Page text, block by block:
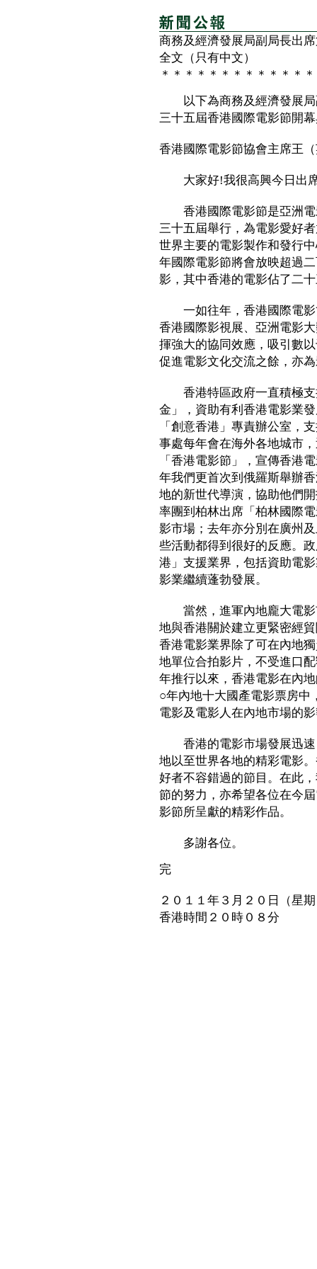
商務及經濟發展局副局長出
全文（只有中文）
＊＊＊＊＊＊＊＊＊＊＊＊
以下為商務及經濟發展局
三十五屆香港國際電影節開
香港國際電影節協會主席王
大家好!我很高興今日出席
香港國際電影節是亞洲電
三十五屆舉行，為電影愛好
世界主要的電影製作和發行
年國際電影節將會放映超過
影，其中香港的電影佔了二
一如往年，香港國際電影
香港國際影視展、亞洲電影
揮強大的協同效應，吸引數
促進電影文化交流之餘，亦
香港特區政府一直積極支
金」，資助有利香港電影業
「創意香港」專責辦公室，
事處每年會在海外各地城市
「香港電影節」，宣傳香港
年我們更首次到俄羅斯舉辦
地的新世代導演，協助他們
率團到柏林出席「柏林國際
影市場；去年亦分別在廣州
些活動都得到很好的反應。
港」支援業界，包括資助電
影業繼續蓬勃發展。
當然，進軍內地龐大電影
地與香港關於建立更緊密經
香港電影業界除了可在內地
地單位合拍影片，不受進口
年推行以來，香港電影在內
○年內地十大國產電影票房中
電影及電影人在內地市場的
香港的電影市場發展迅速
地以至世界各地的精彩電影
好者不容錯過的節目。在此
節的努力，亦希望各位在今
影節所呈獻的精彩作品。
多謝各位。
完
２０１１年３月２０日（星
香港時間２０時０８分